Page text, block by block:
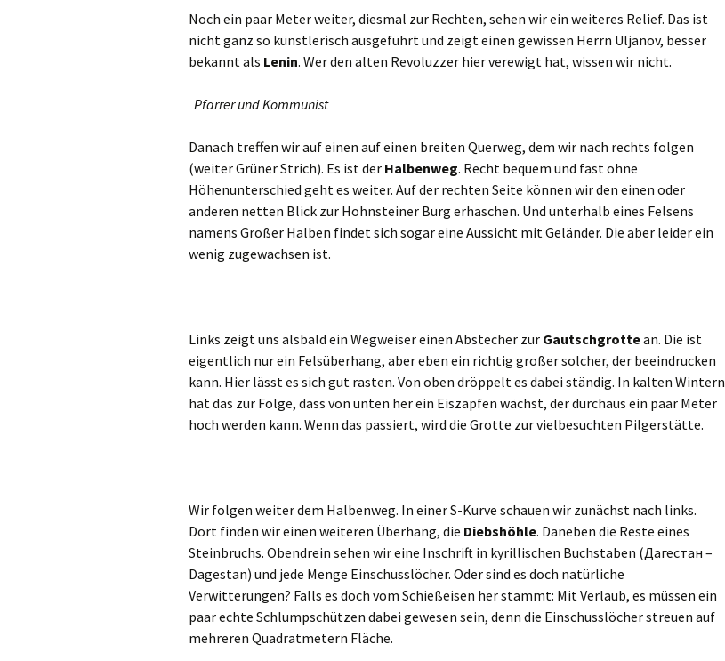
Noch ein paar Meter weiter, diesmal zur Rechten, sehen wir ein weiteres Relief. Das ist
nicht ganz so künstlerisch ausgeführt und zeigt einen gewissen Herrn Uljanov, besser
bekannt als Lenin. Wer den alten Revoluzzer hier verewigt hat, wissen wir nicht.
Pfarrer und Kommunist
Danach treffen wir auf einen auf einen breiten Querweg, dem wir nach rechts folgen
(weiter Grüner Strich). Es ist der Halbenweg. Recht bequem und fast ohne
Höhenunterschied geht es weiter. Auf der rechten Seite können wir den einen oder
anderen netten Blick zur Hohnsteiner Burg erhaschen. Und unterhalb eines Felsens
namens Großer Halben findet sich sogar eine Aussicht mit Geländer. Die aber leider ein
wenig zugewachsen ist.
Links zeigt uns alsbald ein Wegweiser einen Abstecher zur Gautschgrottean. Die ist
eigentlich nur ein Felsüberhang, aber eben ein richtig großer solcher, der beeindrucken
kann. Hier lässt es sich gut rasten. Von oben dröppelt es dabei ständig. In kalten Wintern
hat das zur Folge, dass von unten her ein Eiszapfen wächst, der durchaus ein paar Meter
hoch werden kann. Wenn das passiert, wird die Grotte zur vielbesuchten Pilgerstätte.
Wir folgen weiter dem Halbenweg. In einer S-Kurve schauen wir zunächst nach links.
Dort finden wir einen weiteren Überhang, die Diebshöhle. Daneben die Reste eines
Steinbruchs. Obendrein sehen wir eine Inschrift in kyrillischen Buchstaben (Дагестан –
Dagestan) und jede Menge Einschusslöcher. Oder sind es doch natürliche
Verwitterungen? Falls es doch vom Schießeisen her stammt: Mit Verlaub, es müssen ein
paar echte Schlumpschützen dabei gewesen sein, denn die Einschusslöcher streuen auf
mehreren Quadratmetern Fläche.